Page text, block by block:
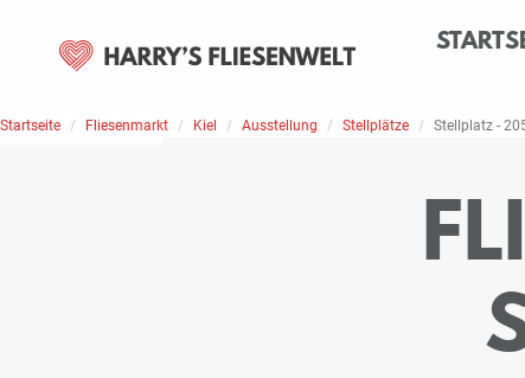
Home Stellplätze
Startseite Fliesenmarkt Kiel Ausstellung Stellplätze Stellplatz -